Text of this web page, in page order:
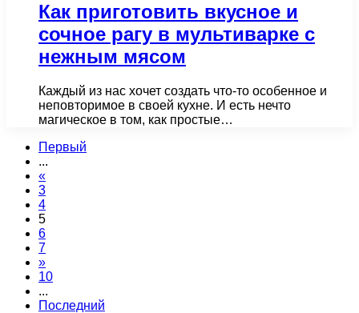
Как приготовить вкусное и
сочное рагу в мультиварке с
нежным мясом
Каждый из нас хочет создать что-то особенное и
неповторимое в своей кухне. И есть нечто
магическое в том, как простые…
Первый
...
«
3
4
5
6
7
»
10
...
Последний